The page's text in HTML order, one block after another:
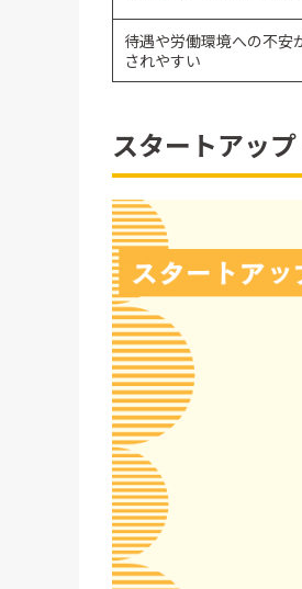
待遇や労働環境への不安
されやすい
スタートアッ